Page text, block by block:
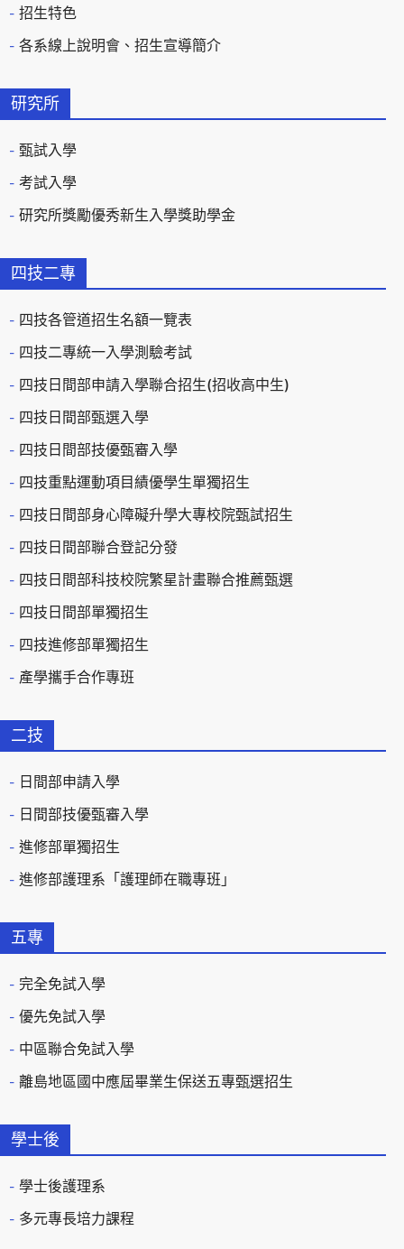
招生特色
各系線上說明會、招生宣導簡介
研究所
甄試入學
考試入學
研究所獎勵優秀新生入學獎助學金
四技二專
四技各管道招生名額一覽表
四技二專統一入學測驗考試
四技日間部申請入學聯合招生(招收高中生)
四技日間部甄選入學
四技日間部技優甄審入學
四技重點運動項目績優學生單獨招生
四技日間部身心障礙升學大專校院甄試招生
四技日間部聯合登記分發
四技日間部科技校院繁星計畫聯合推薦甄選
四技日間部單獨招生
四技進修部單獨招生
產學攜手合作專班
二技
日間部申請入學
日間部技優甄審入學
進修部單獨招生
進修部護理系「護理師在職專班」
五專
完全免試入學
優先免試入學
中區聯合免試入學
離島地區國中應屆畢業生保送五專甄選招生
學士後
學士後護理系
多元專長培力課程